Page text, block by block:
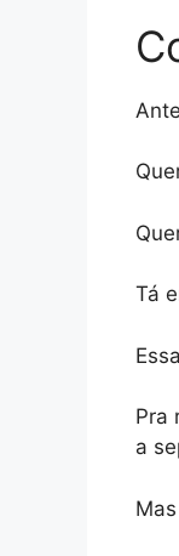
Tá
Pra
a